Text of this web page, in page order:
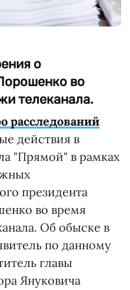
о
во
телеканала.
расследований
действия в
"Прямой" в рамках
президента
во время
Об обыске в
по данному
главы
Януковича